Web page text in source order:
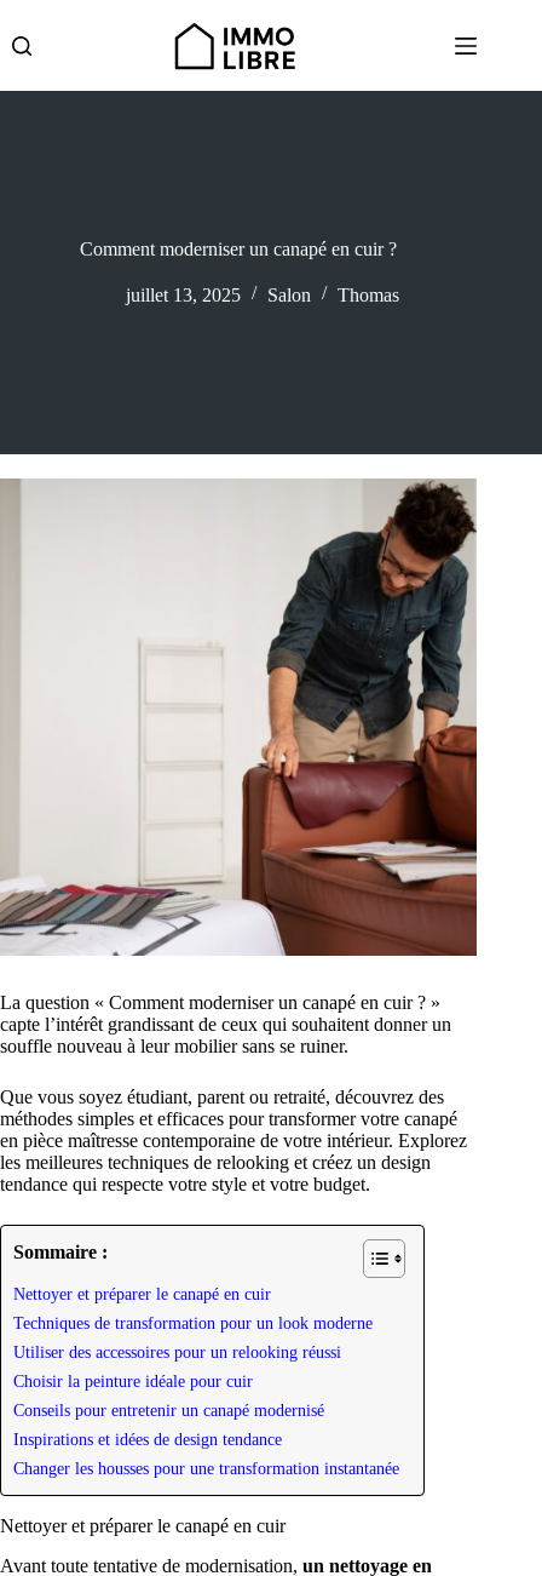
contenu
Comment moderniser un canapé en cuir ?
juillet 13, 2025 Salon Thomas
La question « Comment moderniser un canapé en cuir ? »
capte l’intérêt grandissant de ceux qui souhaitent donner un
souffle nouveau à leur mobilier sans se ruiner.
Que vous soyez étudiant, parent ou retraité, découvrez des
méthodes simples et efficaces pour transformer votre canapé
en pièce maîtresse contemporaine de votre intérieur. Explorez
les meilleures techniques de relooking et créez un design
tendance qui respecte votre style et votre budget.
Sommaire :
Nettoyer et préparer le canapé en cuir
Techniques de transformation pour un look moderne
Utiliser des accessoires pour un relooking réussi
Choisir la peinture idéale pour cuir
Conseils pour entretenir un canapé modernisé
Inspirations et idées de design tendance
Changer les housses pour une transformation instantanée
Nettoyer et préparer le canapé en cuir
Avant toute tentative de modernisation, un nettoyage en